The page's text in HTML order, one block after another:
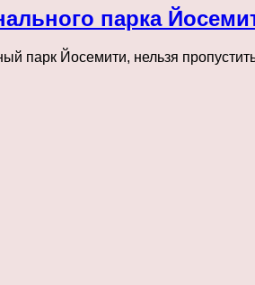
парка
парк Йосемити, нельзя